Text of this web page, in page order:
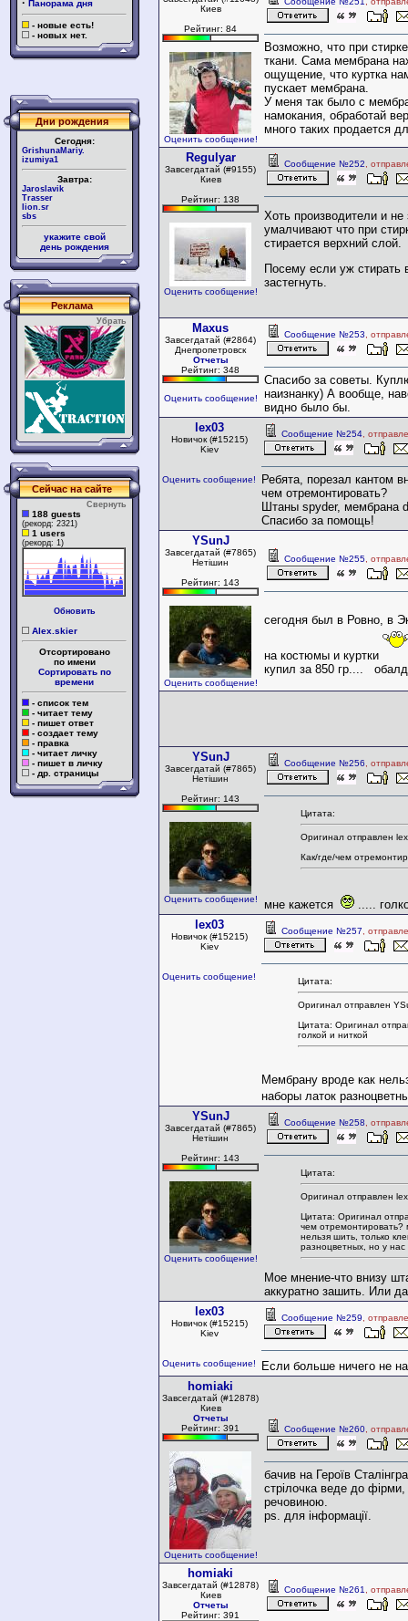
· Панорама дня
- новые есть!
- новых нет.
Дни рождения
Сегодня:
GrishunaMariy.
izumiya1
Завтра:
Jaroslavik
Trasser
lion.sr
sbs
укажите свой
день рождения
Реклама
Убрать
Сейчас на сайте
Свернуть
188 guests
(рекорд: 2321)
1 users
(рекорд: 1)
Обновить
Alex.skier
Отсортировано
по имени
Сортировать по
времени
- список тем
- читает тему
- пишет ответ
- создает тему
- правка
- читает личку
- пишет в личку
- др. страницы
Киев
Рейтинг: 84
Оценить сообщение!
Возможно, что при
ткани. Сама мембрана
ощущение, что куртка
пускает мембрана.
У меня так было с
намокания, обработай
много таких продается
Regulyar
Завсегдатай (#9155)
Киев
Рейтинг: 138
Оценить сообщение!
Сообщение №252 ,
Хоть производители и
умалчивают что при
стирается верхний слой.
Посему если уж стирать
застегнуть.
Maxus
Завсегдатай (#2864)
Днепропетровск
Отчеты
Рейтинг: 348
Оценить сообщение!
Сообщение №253 ,
Спасибо за советы.
наизнанку) А вообще,
видно было бы.
lex03
Новичок (#15215)
Kiev
Оценить сообщение!
Сообщение №254 ,
Ребята, порезал кантом
чем отремонтировать?
Штаны spyder, мембрана
Спасибо за помощь!
YSunJ
Завсегдатай (#7865)
Нетішин
Рейтинг: 143
Оценить сообщение!
Сообщение №255 ,
сегодня был в Ровно, в
на костюмы и куртки
купил за 850 гр....
YSunJ
Завсегдатай (#7865)
Нетішин
Рейтинг: 143
Оценить сообщение!
Сообщение №256 ,
Цитата:
Оригинал отправлен
Как/где/чем
мне кажется
.....
lex03
Новичок (#15215)
Kiev
Оценить сообщение!
Сообщение №257 ,
Цитата:
Оригинал отправлен
Цитата: Оригинал
голкой и ниткой
Мембрану вроде как
наборы латок
YSunJ
Завсегдатай (#7865)
Нетішин
Рейтинг: 143
Оценить сообщение!
Сообщение №258 ,
Цитата:
Оригинал отправлен
Цитата: Оригинал
чем отремонтировать?
нельзя шить, только
разноцветных, но у
Мое мнение-что внизу
аккуратно зашить. Или
lex03
Новичок (#15215)
Kiev
Оценить сообщение!
Сообщение №259 ,
Если больше ничего не
homiaki
Завсегдатай (#12878)
Киев
Отчеты
Рейтинг: 391
Оценить сообщение!
Сообщение №260 ,
бачив на Героїв
стрілочка веде до
речовиною.
ps. для інформації.
homiaki
Завсегдатай (#12878)
Киев
Отчеты
Рейтинг: 391
Сообщение №261 ,